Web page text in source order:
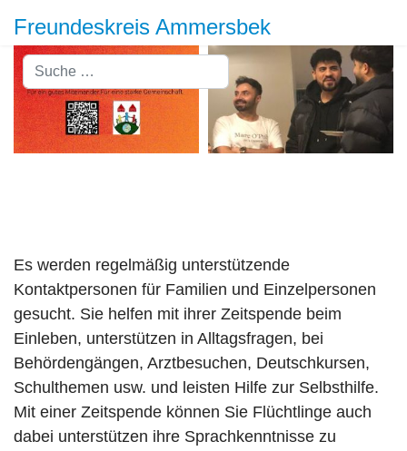
Freundeskreis Ammersbek
Suchen
Es werden regelmäßig unterstützende
Kontaktpersonen für Familien und Einzelpersonen
gesucht. Sie helfen mit ihrer Zeitspende beim
Einleben, unterstützen in Alltagsfragen, bei
Behördengängen, Arztbesuchen, Deutschkursen,
Schulthemen usw. und leisten Hilfe zur Selbsthilfe.
Mit einer Zeitspende können Sie Flüchtlinge auch
dabei unterstützen ihre Sprachkenntnisse zu